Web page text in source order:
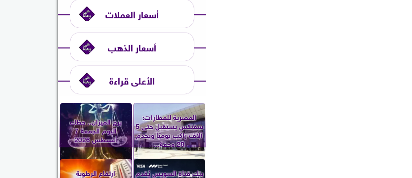
أسعار العملات
أسعار الذهب
الأعلى قراءة
المصرية للمطارات:
سفنكس يستقبل حتى 5
آلاف راكب يوميًا ويخدم
28 وجهة...
برج الميزان.. حظك
اليوم الجمعة 7
أغسطس 2026
بنك قناة السويس يُقدم ارتفاع الرطوبة